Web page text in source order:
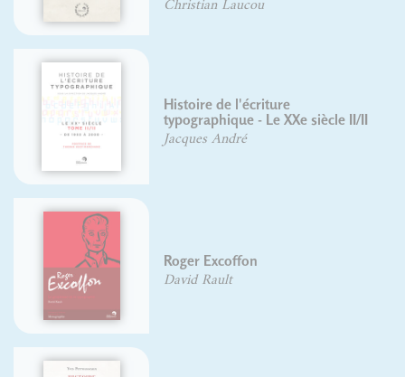
XXe siècle II/II
Guide pratique de
typographique